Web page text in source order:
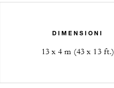
DIMENSIONI
13 x 4 m (43 x 13 ft.)